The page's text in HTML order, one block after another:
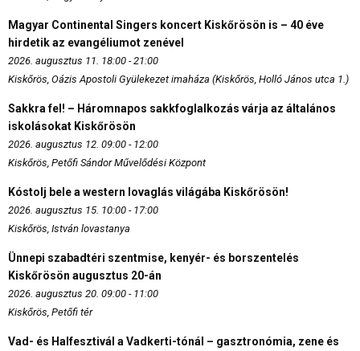
Magyar Continental Singers koncert Kiskőrösön is – 40 éve
hirdetik az evangéliumot zenével
2026. augusztus 11. 18:00 - 21:00
Kiskőrös, Oázis Apostoli Gyülekezet imaháza (Kiskőrös, Holló János utca 1.)
Sakkra fel! – Háromnapos sakkfoglalkozás várja az általános
iskolásokat Kiskőrösön
2026. augusztus 12. 09:00 - 12:00
Kiskőrös, Petőfi Sándor Művelődési Központ
Kóstolj bele a western lovaglás világába Kiskőrösön!
2026. augusztus 15. 10:00 - 17:00
Kiskőrös, István lovastanya
Ünnepi szabadtéri szentmise, kenyér- és borszentelés
Kiskőrösön augusztus 20-án
2026. augusztus 20. 09:00 - 11:00
Kiskőrös, Petőfi tér
Vad- és Halfesztivál a Vadkerti-tónál – gasztronómia, zene és